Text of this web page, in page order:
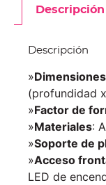
Descripción
Descripción
»Dimensiones
(profundidad
»Factor de
»Materiales:
»Soporte de
»Acceso
LED de